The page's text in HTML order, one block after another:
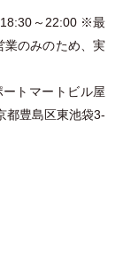
18:30～22:00 ※最
業のみのため、実
トマートビル屋
都豊島区東池袋3-